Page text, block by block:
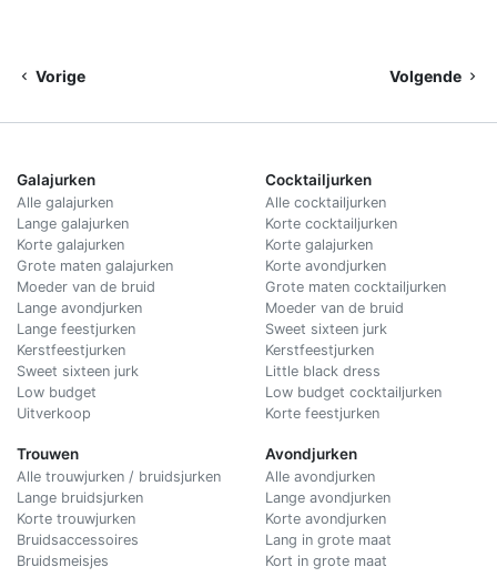
Vorige Volgende
Galajurken
Alle galajurken
Lange galajurken
Korte galajurken
Grote maten galajurken
Moeder van de bruid
Lange avondjurken
Lange feestjurken
Kerstfeestjurken
Sweet sixteen jurk
Low budget
Uitverkoop
Trouwen
Alle trouwjurken / bruidsjurken
Lange bruidsjurken
Korte trouwjurken
Bruidsaccessoires
Bruidsmeisjes
Cocktailjurken
Alle cocktailjurken
Korte cocktailjurken
Korte galajurken
Korte avondjurken
Grote maten cocktailjurken
Moeder van de bruid
Sweet sixteen jurk
Kerstfeestjurken
Little black dress
Low budget cocktailjurken
Korte feestjurken
Avondjurken
Alle avondjurken
Lange avondjurken
Korte avondjurken
Lang in grote maat
Kort in grote maat